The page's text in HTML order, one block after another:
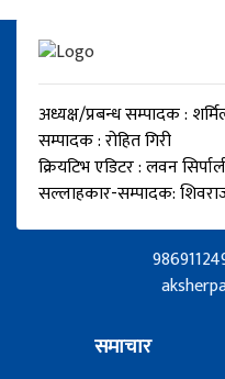
अध्यक्ष/प्रबन्ध सम्पादक :
सम्पादक : रोहित गिरी
क्रियटिभ एडिटर : लवन
सल्लाहकार-सम्पादक:
समाचार